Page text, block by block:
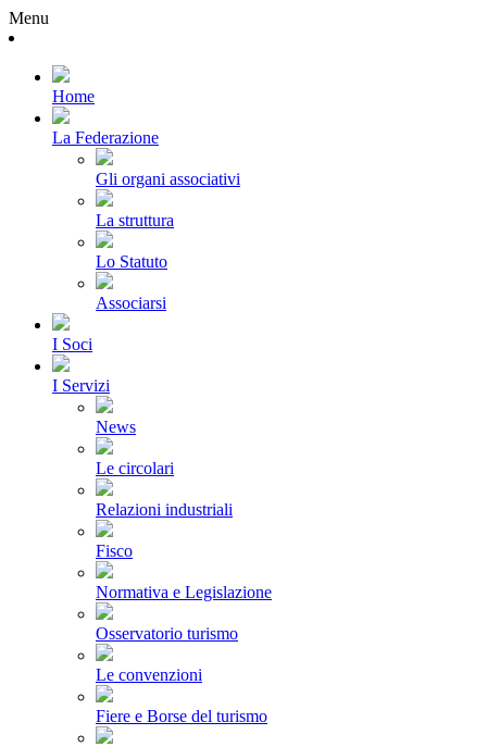
Menu
Home
La Federazione
Gli organi associativi
La struttura
Lo Statuto
Associarsi
I Soci
I Servizi
News
Le circolari
Relazioni industriali
Fisco
Normativa e Legislazione
Osservatorio turismo
Le convenzioni
Fiere e Borse del turismo